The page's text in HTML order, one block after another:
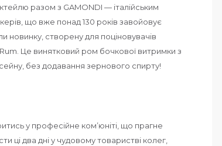
разом з GAMONDI — італійським
що вже понад 130 років завойовує
новинку, створену для поціновувачів
Це винятковий ром бочкової витримки з
без додавання зернового спирту!
у професійне ком’юніті, що прагне
ці два дні у чудовому товаристві колег,